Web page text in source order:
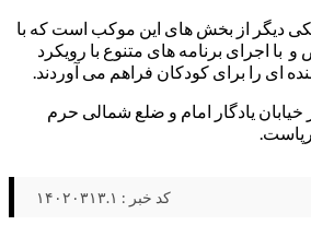
دیگر از بخش های این موکب است که با
اجرای برنامه های متنوع با رویکرد
ای را برای کودکان فراهم می آوردند.
یادگار امام و ضلع شمالی حرم
کد خبر : ۱۴۰۲۰۳۱۳.۱